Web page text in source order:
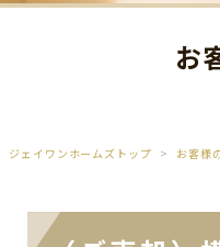
お
ジェイワンホームズトップ お客様